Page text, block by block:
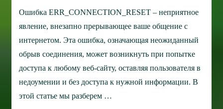
Ошибка ERR_CONNECTION_RESET – неприятное
явление, внезапно прерывающее ваше общение с
интернетом. Эта ошибка, означающая неожиданный
обрыв соединения, может возникнуть при попытке
доступа к любому веб-сайту, оставляя пользователя в
недоумении и без доступа к нужной информации. В
этой статье мы разберем …